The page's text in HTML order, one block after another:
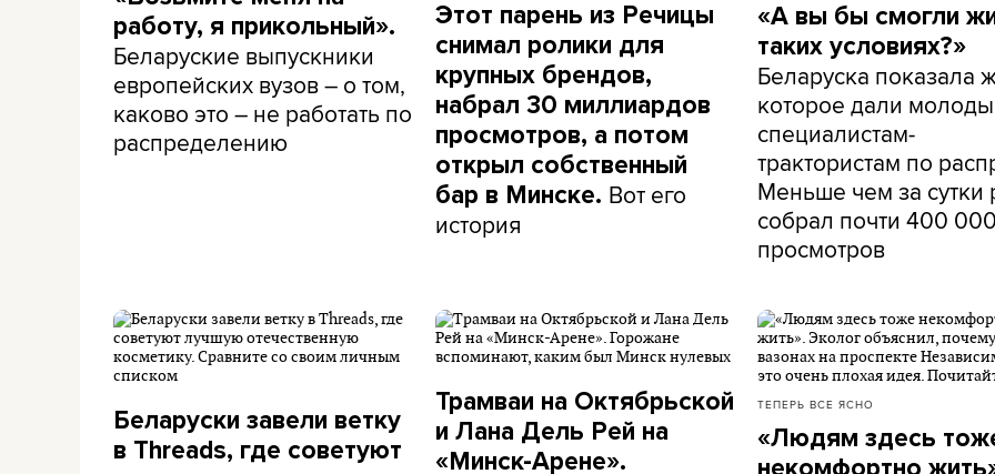
работу, я прикольный».
Беларуские выпускники
европейских вузов – о том,
каково это – не работать по
распределению
Этот парень из Речицы
снимал ролики для
крупных брендов,
набрал 30 миллиардов
просмотров, а потом
открыл собственный
бар в Минске. Вот его
история
«А вы бы смогли
таких условиях?»
Беларуска показала
которое дали
специалистам-
трактористам по
Меньше чем за сутки
собрал почти 400
просмотров
Беларуски завели ветку
в Threads, где советуют
Трамваи на Октябрьской
и Лана Дель Рей на
«Минск-Арене».
ТЕПЕРЬ ВСЕ ЯСНО
«Людям здесь